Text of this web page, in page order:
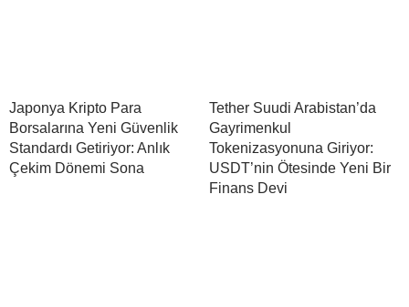
Japonya Kripto Para
Borsalarına Yeni Güvenlik
Standardı Getiriyor: Anlık
Çekim Dönemi Sona
Tether Suudi Arabistan’da
Gayrimenkul
Tokenizasyonuna Giriyor:
USDT’nin Ötesinde Yeni Bir
Finans Devi